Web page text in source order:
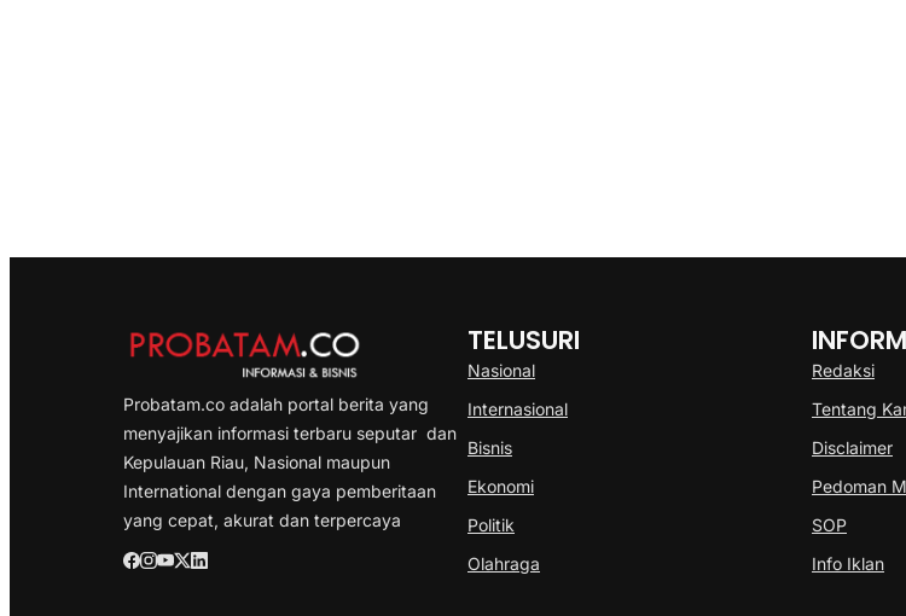
Probatam.co adalah portal berita yang
menyajikan informasi terbaru seputar dan
Kepulauan Riau, Nasional maupun
International dengan gaya pemberitaan
yang cepat, akurat dan terpercaya
TELUSURI
Nasional
Internasional
Bisnis
Ekonomi
Politik
Olahraga
Redaksi
Tentang
Disclaimer
Pedoman
SOP
Info Iklan